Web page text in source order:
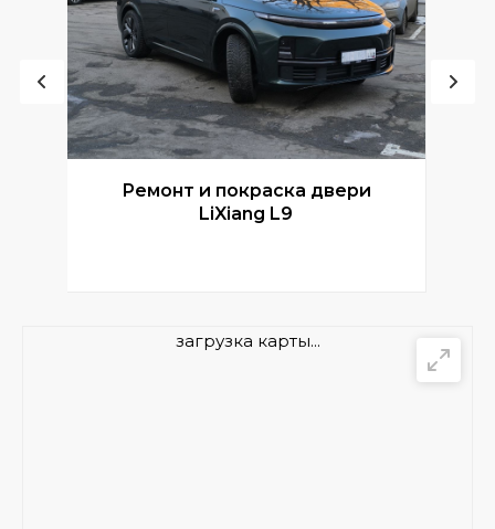
Ремонт и покраска двери
LiXiang L9
загрузка карты...